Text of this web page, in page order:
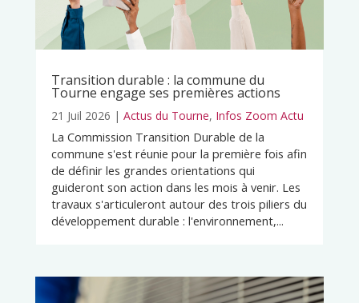
Transition durable : la commune du
Tourne engage ses premières actions
21 Juil 2026 | Actus du Tourne, Infos Zoom Actu
La Commission Transition Durable de la
commune s'est réunie pour la première fois afin
de définir les grandes orientations qui
guideront son action dans les mois à venir. Les
travaux s'articuleront autour des trois piliers du
développement durable : l'environnement,...